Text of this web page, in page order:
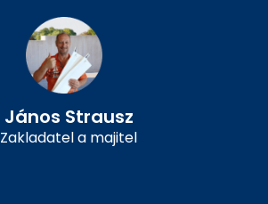
János Strausz
Zakladatel a majitel